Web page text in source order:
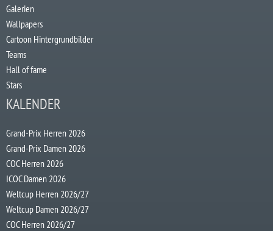
Galerien
Wallpapers
Cartoon Hintergrundbilder
Teams
Hall of fame
Stars
KALENDER
Grand-Prix Herren 2026
Grand-Prix Damen 2026
COC Herren 2026
ICOC Damen 2026
Weltcup Herren 2026/27
Weltcup Damen 2026/27
COC Herren 2026/27